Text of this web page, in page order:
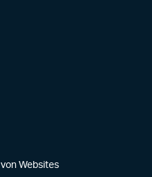
Websites